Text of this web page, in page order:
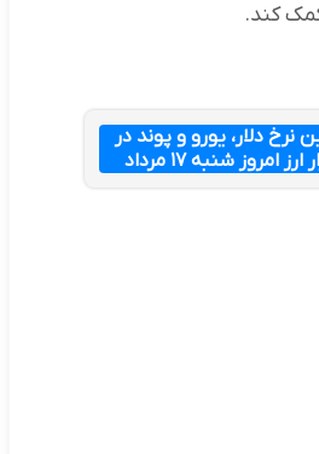
کند.
نرخ دلار، یورو و پوند در
ارز امروز شنبه ۱۷ مرداد